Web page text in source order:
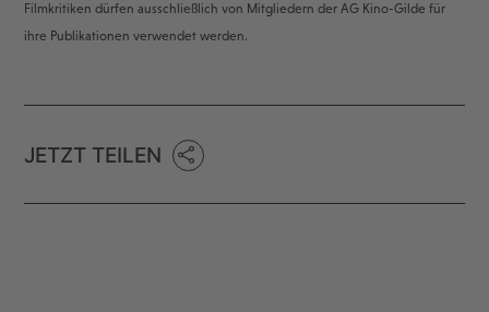
Filmkritiken dürfen ausschließlich von Mitgliedern der AG Kino-Gilde für
ihre Publikationen verwendet werden.
JETZT TEILEN